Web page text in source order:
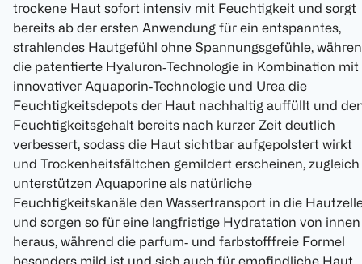
trockene Haut sofort intensiv mit Feuchtigkeit und sorgt
bereits ab der ersten Anwendung für ein entspanntes,
strahlendes Hautgefühl ohne Spannungsgefühle,
die patentierte Hyaluron‑Technologie in Kombination mit
innovativer Aquaporin‑Technologie und Urea die
Feuchtigkeitsdepots der Haut nachhaltig auffüllt und
Feuchtigkeitsgehalt bereits nach kurzer Zeit deutlich
verbessert, sodass die Haut sichtbar aufgepolstert wirkt
und Trockenheitsfältchen gemildert erscheinen, zugleich
unterstützen Aquaporine als natürliche
Feuchtigkeitskanäle den Wassertransport in die
und sorgen so für eine langfristige Hydratation von innen
heraus, während die parfum‑ und farbstofffreie Formel
besonders mild ist und sich auch für empfindliche Haut